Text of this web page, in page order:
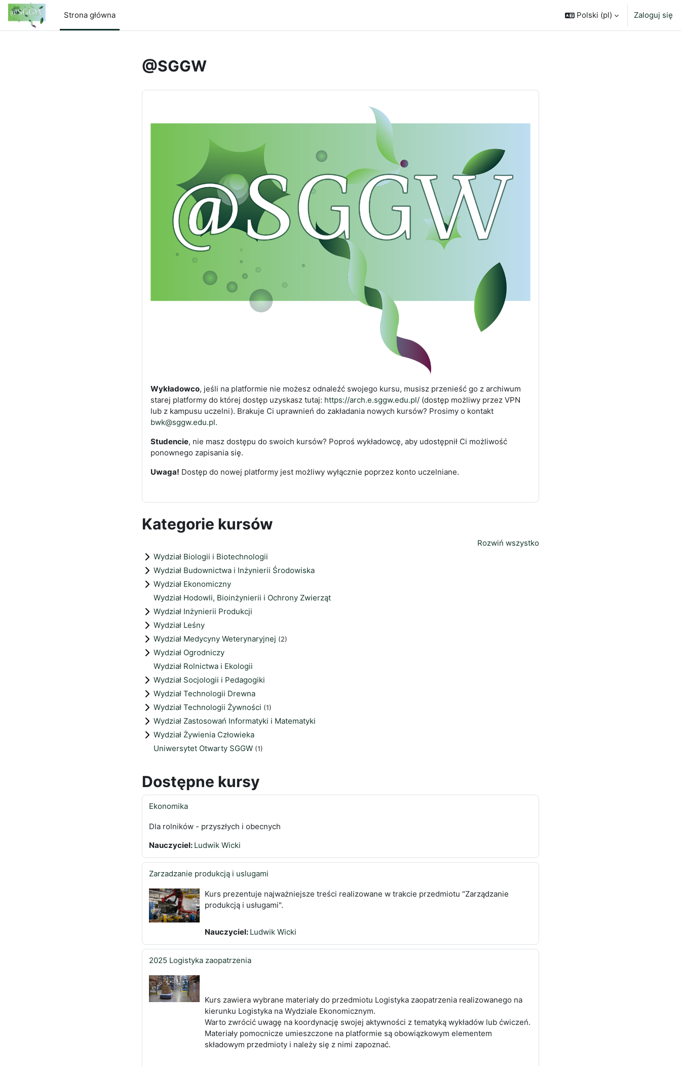
Przejdź do głównej zawartości
Strona główna
Polski ‎(pl)‎ Zaloguj się
@SGGW
Wykładowco, jeśli na platformie nie możesz odnaleźć swojego kursu, musisz przenieść go z archiwum
starej platformy do której dostęp uzyskasz tutaj: https://arch.e.sggw.edu.pl/ (dostęp możliwy przez VPN
lub z kampusu uczelni). Brakuje Ci uprawnień do zakładania nowych kursów? Prosimy o kontakt
bwk@sggw.edu.pl.
Studencie, nie masz dostępu do swoich kursów? Poproś wykładowcę, aby udostępnił Ci możliwość
ponownego zapisania się.
Uwaga! Dostęp do nowej platformy jest możliwy wyłącznie poprzez konto uczelniane.
Kategorie kursów
Rozwiń wszystko
Wydział Biologii i Biotechnologii
Wydział Budownictwa i Inżynierii Środowiska
Wydział Ekonomiczny
Wydział Hodowli, Bioinżynierii i Ochrony Zwierząt
Wydział Inżynierii Produkcji
Wydział Leśny
Wydział Medycyny Weterynaryjnej (2)
Wydział Ogrodniczy
Wydział Rolnictwa i Ekologii
Wydział Socjologii i Pedagogiki
Wydział Technologii Drewna
Wydział Technologii Żywności (1)
Wydział Zastosowań Informatyki i Matematyki
Wydział Żywienia Człowieka
Uniwersytet Otwarty SGGW (1)
Dostępne kursy
Ekonomika
Dla rolników - przyszłych i obecnych
Nauczyciel: Ludwik Wicki
Zarzadzanie produkcją i uslugami
Kurs prezentuje najważniejsze treści realizowane w trakcie przedmiotu "Zarządzanie
produkcją i usługami".
Nauczyciel: Ludwik Wicki
2025 Logistyka zaopatrzenia
Kurs zawiera wybrane materiały do przedmiotu Logistyka zaopatrzenia realizowanego na
kierunku Logistyka na Wydziale Ekonomicznym.
Warto zwrócić uwagę na koordynację swojej aktywności z tematyką wykładów lub ćwiczeń.
Materiały pomocnicze umieszczone na platformie są obowiązkowym elementem
składowym przedmioty i należy się z nimi zapoznać.